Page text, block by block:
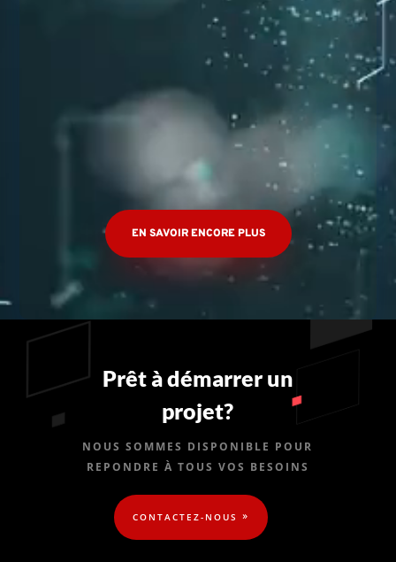
Avantages de l’application mobile pour
les entreprises de restauration
Imaginez que votre restaurant de poutine préféré
vous offre 40% de réduction sur le prochain repas
si vous téléchargez son...
EN SAVOIR ENCORE PLUS
Prêt à démarrer un
projet?
NOUS SOMMES DISPONIBLE POUR
REPONDRE À TOUS VOS BESOINS
CONTACTEZ-NOUS